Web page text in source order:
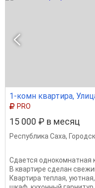
1-комн квартира,
PRO
15 000 ₽ в месяц
Республика Саха,
Сдается однокомнатная
В квартире сделан
Квартира теплая,